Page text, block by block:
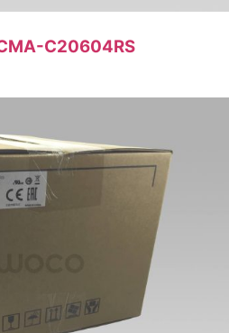
C20604RS